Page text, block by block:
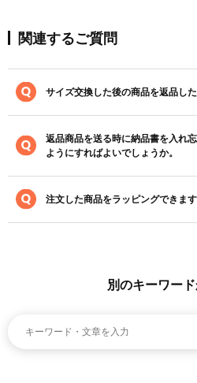
関連するご質問
サイズ交換した後の商品を返品した
返品商品を送る時に納品書を入れ
ようにすればよいでしょうか。
注文した商品をラッピングできます
別のキーワー